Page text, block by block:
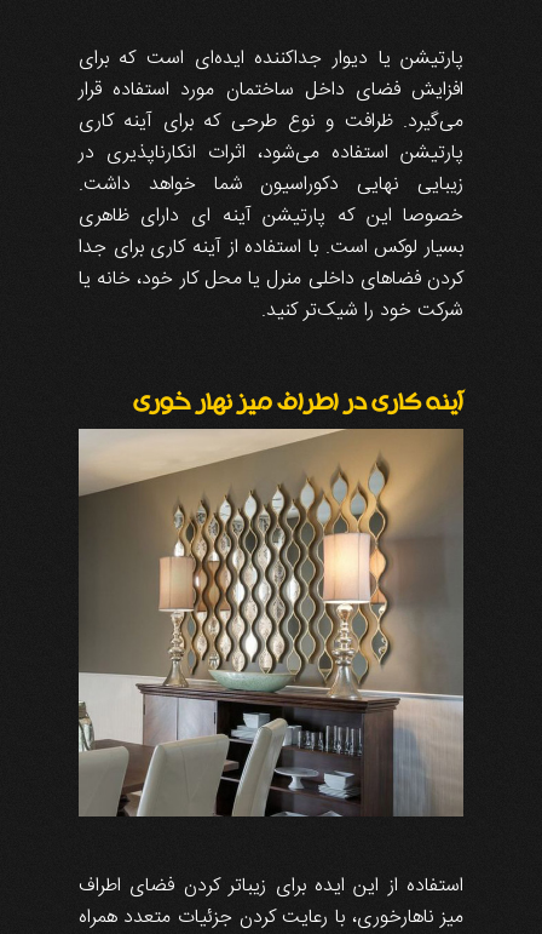
پارتیشن یا دیوار جداکننده ایده‌ای است که برای
افزایش فضای داخل ساختمان مورد استفاده قرار
می‌گیرد. ظرافت و نوع طرحی که برای آینه کاری
پارتیشن استفاده می‌شود، اثرات انکارناپذیری در
زیبایی نهایی دکوراسیون شما خواهد داشت.
خصوصا این که پارتیشن آینه ای دارای ظاهری
بسیار لوکس است. با استفاده از آینه کاری برای جدا
کردن فضاهای داخلی منرل یا محل کار خود، خانه یا
شرکت خود را شیک‌تر کنید.
آینه کاری در اطراف میز نهار خوری
استفاده از این ایده برای زیباتر کردن فضای اطراف
میز ناهارخوری، با رعایت کردن جزئیات متعدد همراه